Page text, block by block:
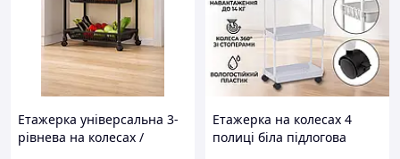
Етажерка універсальна 3-
рівнева на колесах /
Етажерка на колесах 4
полиці біла підлогова